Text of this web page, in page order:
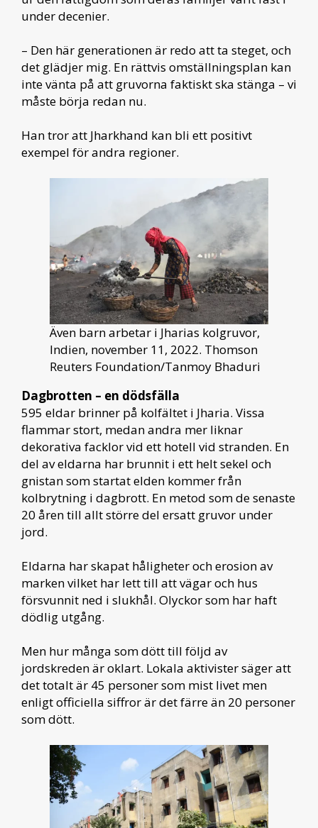
under decenier.
– Den här generationen är redo att ta steget, och
det glädjer mig. En rättvis omställningsplan kan
inte vänta på att gruvorna faktiskt ska stänga – vi
måste börja redan nu.
Han tror att Jharkhand kan bli ett positivt
exempel för andra regioner.
Även barn arbetar i Jharias kolgruvor,
Indien, november 11, 2022. Thomson
Reuters Foundation/Tanmoy Bhaduri
Dagbrotten – en dödsfälla
595 eldar brinner på kolfältet i Jharia. Vissa
flammar stort, medan andra mer liknar
dekorativa facklor vid ett hotell vid stranden. En
del av eldarna har brunnit i ett helt sekel och
gnistan som startat elden kommer från
kolbrytning i dagbrott. En metod som de senaste
20 åren till allt större del ersatt gruvor under
jord.
Eldarna har skapat håligheter och erosion av
marken vilket har lett till att vägar och hus
försvunnit ned i slukhål. Olyckor som har haft
dödlig utgång.
Men hur många som dött till följd av
jordskreden är oklart. Lokala aktivister säger att
det totalt är 45 personer som mist livet men
enligt officiella siffror är det färre än 20 personer
som dött.